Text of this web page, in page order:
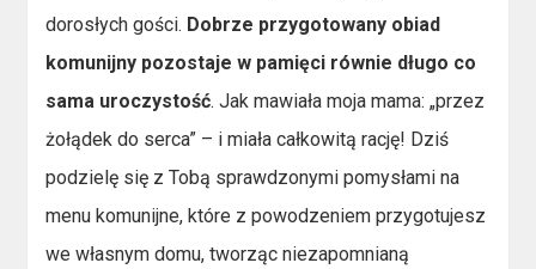
dorosłych gości. Dobrze przygotowany obiad
komunijny pozostaje w pamięci równie długo co
sama uroczystość. Jak mawiała moja mama: „przez
żołądek do serca” – i miała całkowitą rację! Dziś
podzielę się z Tobą sprawdzonymi pomysłami na
menu komunijne, które z powodzeniem przygotujesz
we własnym domu, tworząc niezapomnianą